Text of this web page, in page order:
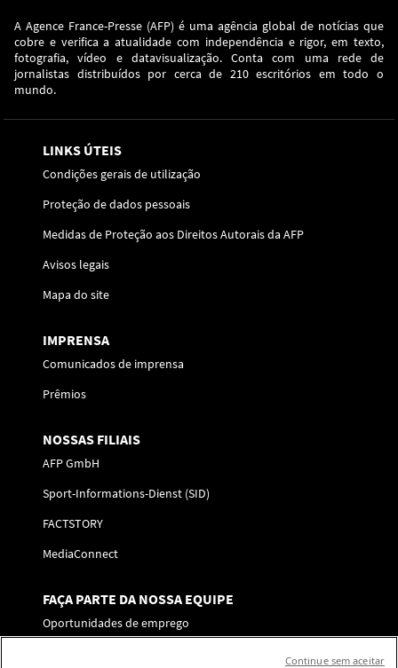
A Agence France-Presse (AFP) é uma agência global de notícias que
cobre e verifica a atualidade com independência e rigor, em texto,
fotografia, vídeo e datavisualização. Conta com uma rede de
jornalistas distribuídos por cerca de 210 escritórios em todo o
mundo.
LINKS ÚTEIS
Condições gerais de utilização
Proteção de dados pessoais
Medidas de Proteção aos Direitos Autorais da AFP
Avisos legais
Mapa do site
IMPRENSA
Comunicados de imprensa
Prêmios
NOSSAS FILIAIS
AFP GmbH
Sport-Informations-Dienst (SID)
FACTSTORY
MediaConnect
FAÇA PARTE DA NOSSA EQUIPE
Oportunidades de emprego
Continue sem aceitar